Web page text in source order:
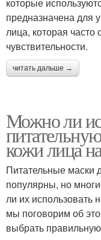
предназначена для
лица, которая часто
чувствительности.
читать дальше →
Можно ли
кожи лица
Питательные маски
популярны, но
ли их использовать
мы поговорим об
выбрать